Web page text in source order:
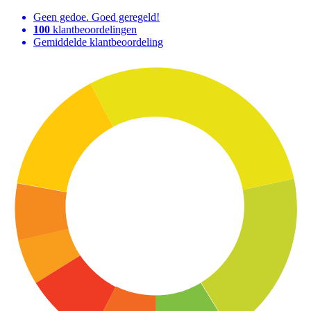
Geen gedoe. Goed geregeld!
100 klantbeoordelingen
Gemiddelde klantbeoordeling